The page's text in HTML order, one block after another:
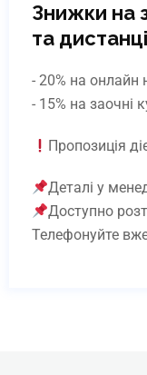
Знижки на
та
- 20% на онлайн
- 15% на заочні
Пропозиція
Деталі у
Доступно
Телефонуйте